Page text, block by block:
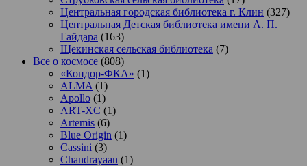
Центральная городская библиотека г. Клин (327)
Центральная Детская библиотека имени А. П.
Гайдара (163)
Щекинская сельская библиотека (7)
Все о космосе (808)
«Кондор-ФКА» (1)
ALMA (1)
Apollo (1)
ART-XC (1)
Artemis (6)
Blue Origin (1)
Cassini (3)
Chandrayaan (1)